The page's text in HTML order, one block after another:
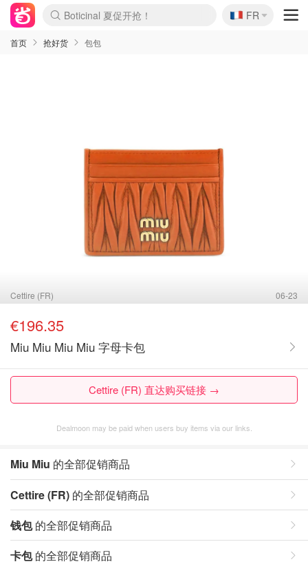
4折！lulu周四疯狂上新
还没结束！&OtherStories大促
Joybuy变相75折 随时失效
速领！Stanley独家85折
疑似霸哥！Camper额外叠85折
Zalando 奥莱闪促！每日更新
Moncler反季囤！5折起+叠9折
Coach Brooklyn仅€192
🇫🇷
FR
首页 抢好货 包包
Cettire (FR) 06-23
€196.35
Miu Miu Miu Miu 字母卡包
Cettire (FR) 直达购买链接 →
Dealmoon may be paid when users buy items via our links.
Miu Miu 的全部促销商品
Cettire (FR) 的全部促销商品
钱包的全部促销商品
卡包的全部促销商品